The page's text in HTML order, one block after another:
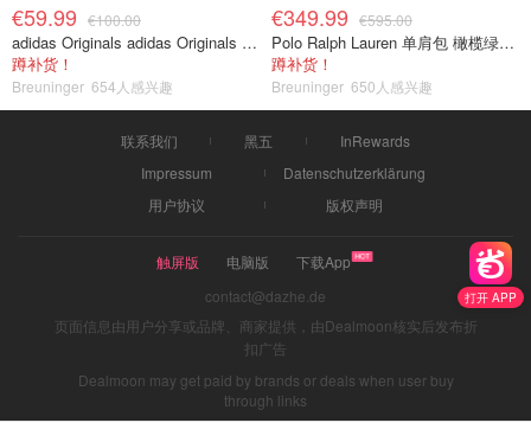
打开 APP
€59.99 €100.00
adidas Originals adidas Originals TOKYO 复古休闲鞋 深棕色
蹲补货！
Breuninger 654人感兴趣
€349.99 €595.00
Polo Ralph Lauren 单肩包 橄榄绿金色
蹲补货！
Breuninger 650人感兴趣
联系我们 黑五
InRewards
Impressum
Datenschutzerklärung
用户协议
版权声明
触屏版 电脑版
下载App
contact@dazhe.de
页面信息由用户分享或品牌、商家提供，由Dealmoon核实后发布折
扣广告
Dealmoon may get paid by brands or deals when user buy
through links